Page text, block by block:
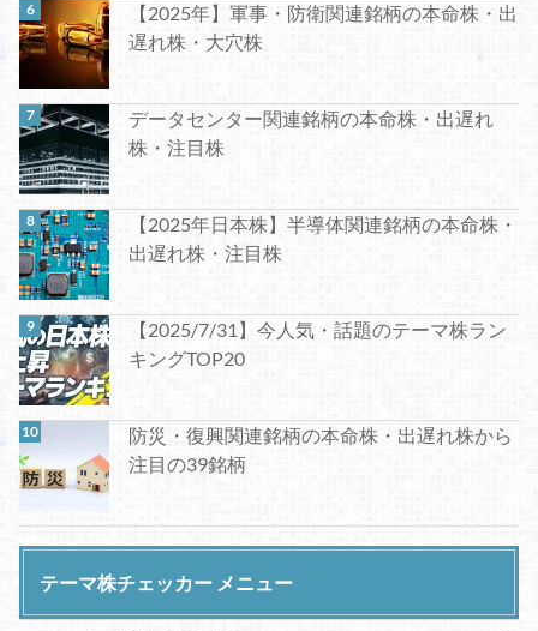
【2025年】軍事・防衛関連銘柄の本命株・出
遅れ株・大穴株
データセンター関連銘柄の本命株・出遅れ
株・注目株
【2025年日本株】半導体関連銘柄の本命株・
出遅れ株・注目株
【2025/7/31】今人気・話題のテーマ株ラン
キングTOP20
防災・復興関連銘柄の本命株・出遅れ株から
注目の39銘柄
テーマ株チェッカー メニュー